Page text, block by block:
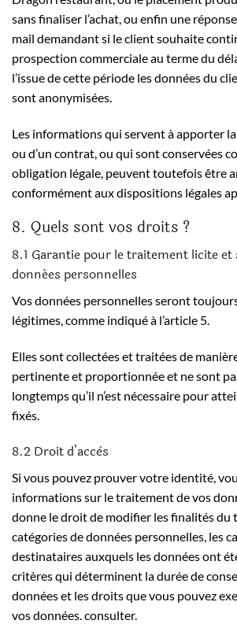
sans finaliser l’achat, ou enfin une
mail demandant si le client souhaite
prospection commerciale au terme du
l’issue de cette période les données du
sont anonymisées.
Les informations qui servent à apporter
ou d’un contrat, ou qui sont conservées
obligation légale, peuvent toutefois être
conformément aux dispositions légales
8. Quels sont vos droits ?
8.1 Garantie pour le traitement licite et
données personnelles
Vos données personnelles seront
légitimes, comme indiqué à l’article 5.
Elles sont collectées et traitées de
pertinente et proportionnée et ne sont
longtemps qu’il n’est nécessaire pour
fixés.
8.2 Droit d’accès
Si vous pouvez prouver votre identité,
informations sur le traitement de vos
donne le droit de modifier les finalités du
catégories de données personnelles, les
destinataires auxquels les données ont
critères qui déterminent la durée de
données et les droits que vous pouvez
vos données. consulter.